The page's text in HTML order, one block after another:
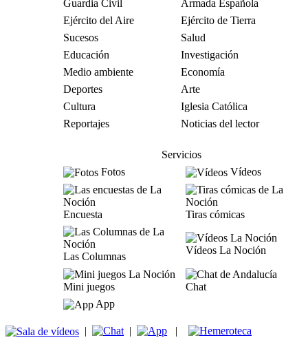
Guardia Civil
Armada Española
Ejército del Aire
Ejército de Tierra
Sucesos
Salud
Educación
Investigación
Medio ambiente
Economía
Deportes
Arte
Cultura
Iglesia Católica
Reportajes
Noticias del lector
Servicios
Fotos
Vídeos
Encuesta Tiras cómicas
Las Columnas
Vídeos La Noción
Mini juegos
Chat
App
| | |